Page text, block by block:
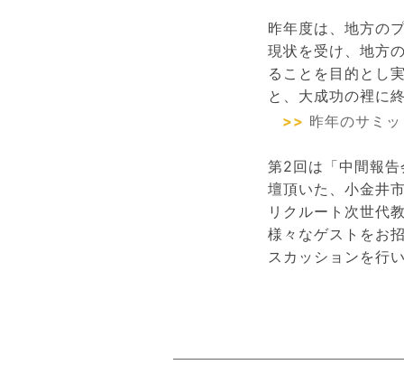
昨年度は、地方の
現状を受け、地方
ることを目的とし
と、大成功の裡に
>> 昨年のサミ
第2回は「中間報
壇頂いた、小金井
リクルート次世代
様々なゲストをお
スカッションを行